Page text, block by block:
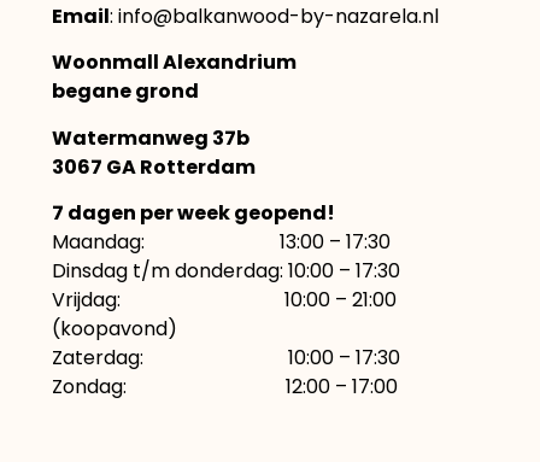
Email: info@balkanwood-by-nazarela.nl
Woonmall Alexandrium
begane grond
Watermanweg 37b
3067 GA Rotterdam
7 dagen per week geopend!
Maandag: 13:00 – 17:30
Dinsdag t/m donderdag: 10:00 – 17:30
Vrijdag: 10:00 – 21:00
(koopavond)
Zaterdag: 10:00 – 17:30
Zondag: 12:00 – 17:00